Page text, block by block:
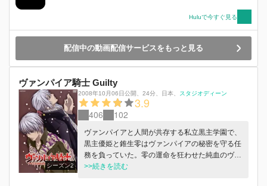
Huluで今すぐ見る
配信中の動画配信サービスをもっと見る
ヴァンパイア騎士 Guilty
シーズン2
2008年10月06日公開 24分 日本 スタジオディーン
3.9
406 102
ヴァンパイアと人間が共存する私立黒主学園で、
黒主優姫と錐生零はヴァンパイアの秘密を守る任
務を負っていた。零の運命を狂わせた純血のヴァ
ンパイア・緋桜閑の死によって学園に一応の平和
>>続きを読む